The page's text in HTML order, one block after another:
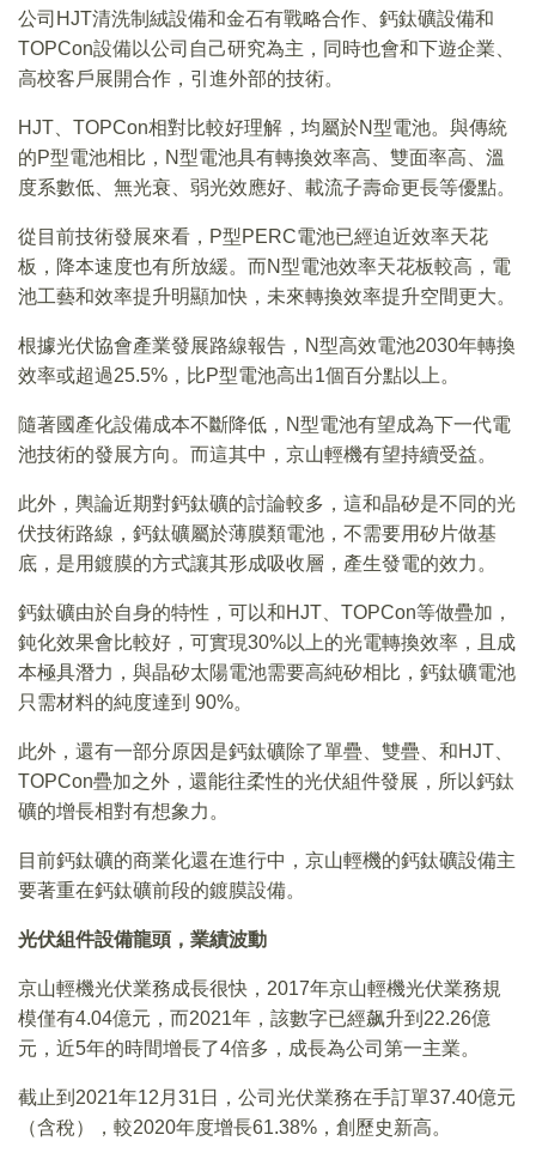
公司HJT清洗制絨設備和金石有戰略合作、鈣鈦礦設備和
TOPCon設備以公司自己研究為主，同時也會和下遊企業、
高校客戶展開合作，引進外部的技術。
HJT、TOPCon相對比較好理解，均屬於N型電池。與傳統
的P型電池相比，N型電池具有轉換效率高、雙面率高、溫
度系數低、無光衰、弱光效應好、載流子壽命更長等優點。
從目前技術發展來看，P型PERC電池已經迫近效率天花
板，降本速度也有所放緩。而N型電池效率天花板較高，電
池工藝和效率提升明顯加快，未來轉換效率提升空間更大。
根據光伏協會產業發展路線報告，N型高效電池2030年轉換
效率或超過25.5%，比P型電池高出1個百分點以上。
隨著國產化設備成本不斷降低，N型電池有望成為下一代電
池技術的發展方向。而這其中，京山輕機有望持續受益。
此外，輿論近期對鈣鈦礦的討論較多，這和晶矽是不同的光
伏技術路線，鈣鈦礦屬於薄膜類電池，不需要用矽片做基
底，是用鍍膜的方式讓其形成吸收層，產生發電的效力。
鈣鈦礦由於自身的特性，可以和HJT、TOPCon等做疊加，
鈍化效果會比較好，可實現30%以上的光電轉換效率，且成
本極具潛力，與晶矽太陽電池需要高純矽相比，鈣鈦礦電池
只需材料的純度達到 90%。
此外，還有一部分原因是鈣鈦礦除了單疊、雙疊、和HJT、
TOPCon疊加之外，還能往柔性的光伏組件發展，所以鈣鈦
礦的增長相對有想象力。
目前鈣鈦礦的商業化還在進行中，京山輕機的鈣鈦礦設備主
要著重在鈣鈦礦前段的鍍膜設備。
光伏組件設備龍頭，業績波動
京山輕機光伏業務成長很快，2017年京山輕機光伏業務規
模僅有4.04億元，而2021年，該數字已經飙升到22.26億
元，近5年的時間增長了4倍多，成長為公司第一主業。
截止到2021年12月31日，公司光伏業務在手訂單37.40億元
（含稅），較2020年度增長61.38%，創歷史新高。